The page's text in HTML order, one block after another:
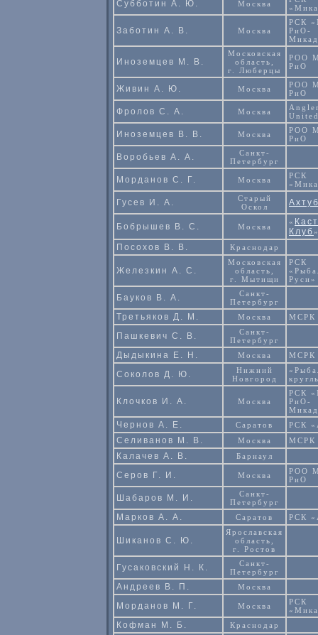
Субботин А. Ю.
Москва
Заботин А. В. Москва
РСК
РиО-
Иноземцев М. В.
Московская
область,
г. Люберцы
РОО
РиО
Живин А. Ю. Москва
РОО
РиО
Фролов С. А. Москва
Иноземцев В. В. Москва
РОО
РиО
Воробьев А. А.
Санкт-
Петербург
Морданов С. Г. Москва
РСК
Гусев И. А.
Старый
Оскол
Бобрышев В. С. Москва
«
Клуб
Посохов В. В. Краснодар
Железкин А. С.
Московская
область,
г. Мытищи
РСК
Руси»
Бауков В. А.
Санкт-
Петербург
Третьяков Д. М. Москва МСРК
Пашкевич С. В.
Санкт-
Петербург
Дыдыкина Е. Н. Москва МСРК
Соколов Д. Ю.
Нижний
Новгород
Клочков И. А. Москва
РСК
РиО-
Чернов А. Е. Саратов РСК
Селиванов М. В. Москва МСРК
Калачев А. В. Барнаул
Серов Г. И. Москва
РОО
РиО
Шабаров М. И.
Санкт-
Петербург
Марков А. А. Саратов РСК
Шиканов С. Ю.
Ярославская
область,
г. Ростов
Гусаковский Н. К.
Санкт-
Петербург
Андреев В. П. Москва
Морданов М. Г. Москва
РСК
Кофман М. Б. Краснодар